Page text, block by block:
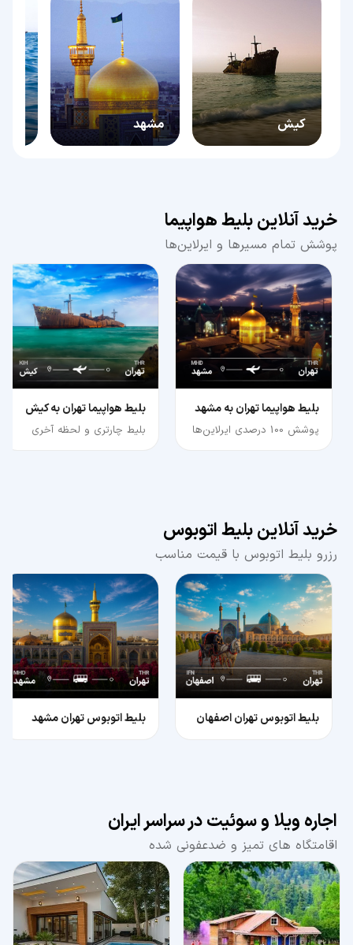
کیش مشهد
خرید آنلاین بلیط هواپیما
پوشش تمام مسیرها و ایرلاین‌ها
بلیط هواپیما تهران به مشهد
پوشش 100 درصدی ایرلاین‌ها
بلیط هواپیما تهران به کیش
بلیط چارتری و لحظه آخری
خرید آنلاین بلیط اتوبوس
رزرو بلیط اتوبوس با قیمت مناسب
بلیط اتوبوس تهران اصفهان بلیط اتوبوس تهران مشهد
اجاره ویلا و سوئیت در سراسر ایران
اقامتگاه های تمیز و ضدعفونی شده